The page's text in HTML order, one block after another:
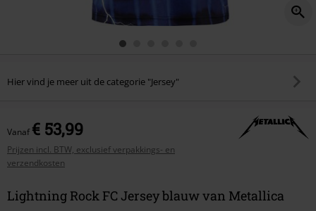
Hier vind je meer uit de categorie "Jersey"
Vanaf€ 53,99
Prijzen incl. BTW, exclusief verpakkings- en
verzendkosten
Lightning Rock FC Jersey blauw van Metallica